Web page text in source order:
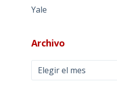
Yale
Archivo
Archivo